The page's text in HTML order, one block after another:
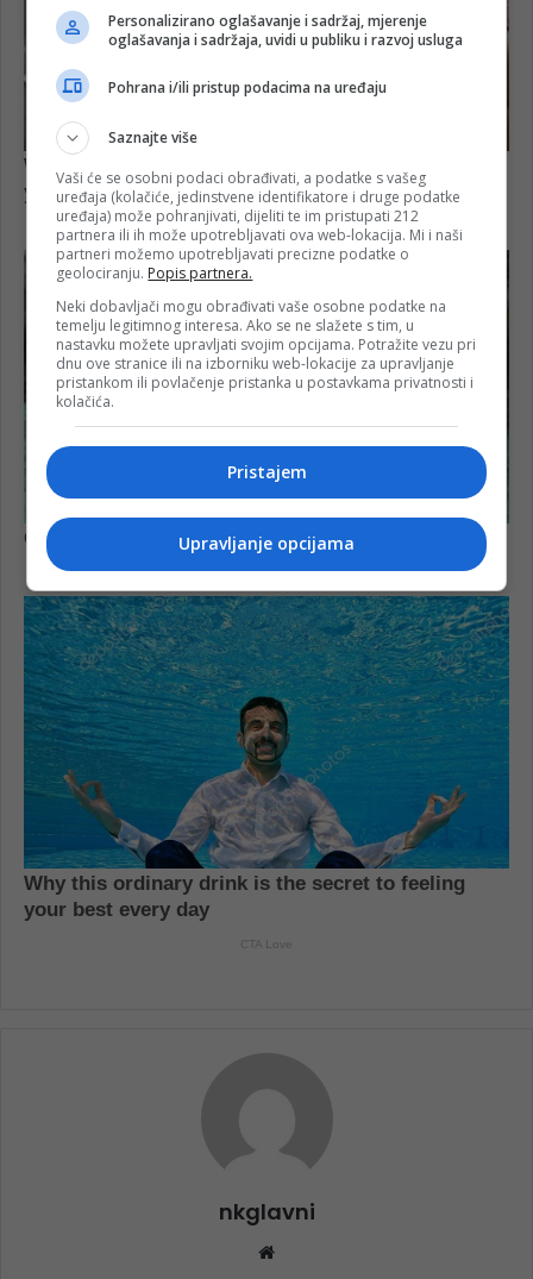
nkglavni
Personalizirano oglašavanje i sadržaj, mjerenje
oglašavanja i sadržaja, uvidi u publiku i razvoj usluga
Pohrana i/ili pristup podacima na uređaju
Saznajte više
Vaši će se osobni podaci obrađivati, a podatke s vašeg
uređaja (kolačiće, jedinstvene identifikatore i druge podatke
uređaja) može pohranjivati, dijeliti te im pristupati 212
partnera ili ih može upotrebljavati ova web-lokacija. Mi i naši
partneri možemo upotrebljavati precizne podatke o
geolociranju. Popis partnera.
Neki dobavljači mogu obrađivati vaše osobne podatke na
temelju legitimnog interesa. Ako se ne slažete s tim, u
nastavku možete upravljati svojim opcijama. Potražite vezu pri
dnu ove stranice ili na izborniku web-lokacije za upravljanje
pristankom ili povlačenje pristanka u postavkama privatnosti i
kolačića.
Pristajem
Upravljanje opcijama